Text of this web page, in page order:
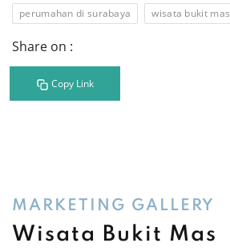
perumahan di surabaya wisata bukit mas
Share on :
Copy Link
MARKETING GALLERY
Wisata Bukit Mas